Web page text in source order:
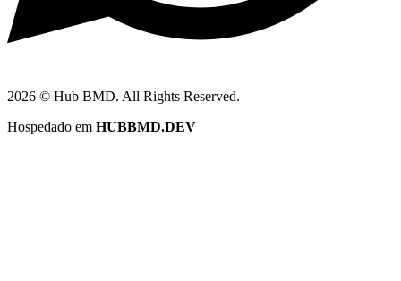
2026 © Hub BMD. All Rights Reserved.
Hospedado em HUBBMD.DEV